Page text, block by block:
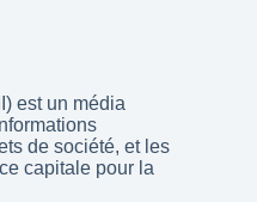
est un média
de société, et les
capitale pour la